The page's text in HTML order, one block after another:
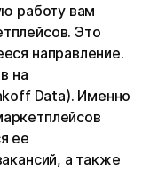
работу вам
Это
направление.
на
Data). Именно
ее
а также